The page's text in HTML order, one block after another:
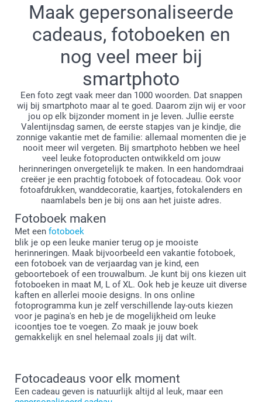
Maak gepersonaliseerde
cadeaus, fotoboeken en
nog veel meer bij
smartphoto
Een foto zegt vaak meer dan 1000 woorden. Dat snappen
wij bij smartphoto maar al te goed. Daarom zijn wij er voor
jou op elk bijzonder moment in je leven. Jullie eerste
Valentijnsdag samen, de eerste stapjes van je kindje, die
zonnige vakantie met de familie: allemaal momenten die je
nooit meer wil vergeten. Bij smartphoto hebben we heel
veel leuke fotoproducten ontwikkeld om jouw
herinneringen onvergetelijk te maken. In een handomdraai
creëer je een prachtig fotoboek of fotocadeau. Ook voor
fotoafdrukken, wanddecoratie, kaartjes, fotokalenders en
naamlabels ben je bij ons aan het juiste adres.
Fotoboek maken
Met een fotoboek
blik je op een leuke manier terug op je mooiste
herinneringen. Maak bijvoorbeeld een vakantie fotoboek,
een fotoboek van de verjaardag van je kind, een
geboorteboek of een trouwalbum. Je kunt bij ons kiezen uit
fotoboeken in maat M, L of XL. Ook heb je keuze uit diverse
kaften en allerlei mooie designs. In ons online
fotoprogramma kun je zelf verschillende lay-outs kiezen
voor je pagina's en heb je de mogelijkheid om leuke
icoontjes toe te voegen. Zo maak je jouw boek
gemakkelijk en snel helemaal zoals jij dat wilt.
Fotocadeaus voor elk moment
Een cadeau geven is natuurlijk altijd al leuk, maar een